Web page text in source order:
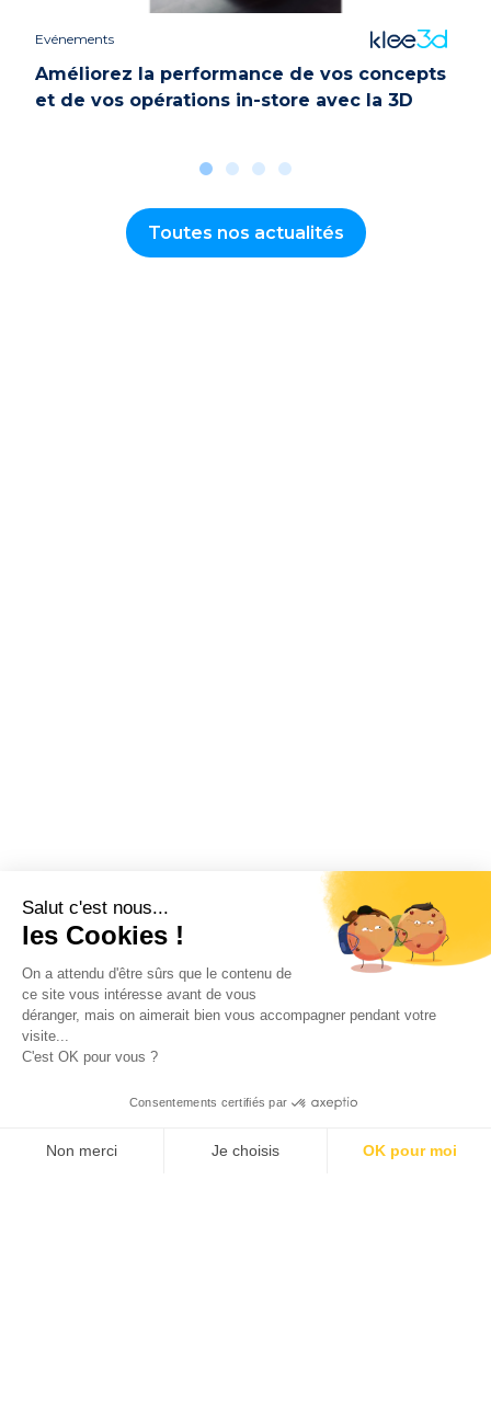
Salut c'est nous...
les Cookies !
On a attendu d'être sûrs que le contenu de
ce site vous intéresse avant de vous
déranger, mais on aimerait bien vous accompagner pendant votre
visite...
C'est OK pour vous ?
Consentements certifiés par
Non merci Je choisis OK pour moi
Evénements
Améliorez la performance de vos concepts
et de vos opérations in-store avec la 3D
Toutes nos actualités